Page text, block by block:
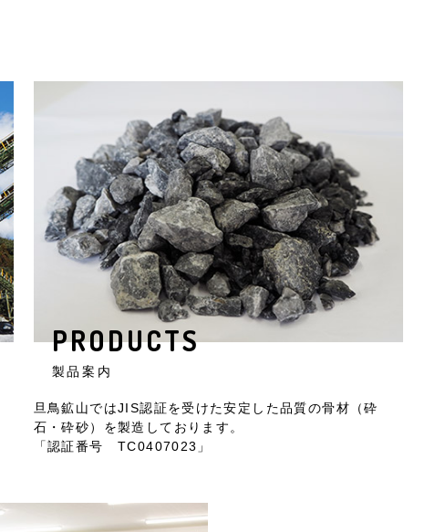
PRODUCTS
製品案内
旦鳥鉱山ではJIS認証を受けた安定した品質の骨材（砕
石・砕砂）を製造しております。
「認証番号 TC0407023」